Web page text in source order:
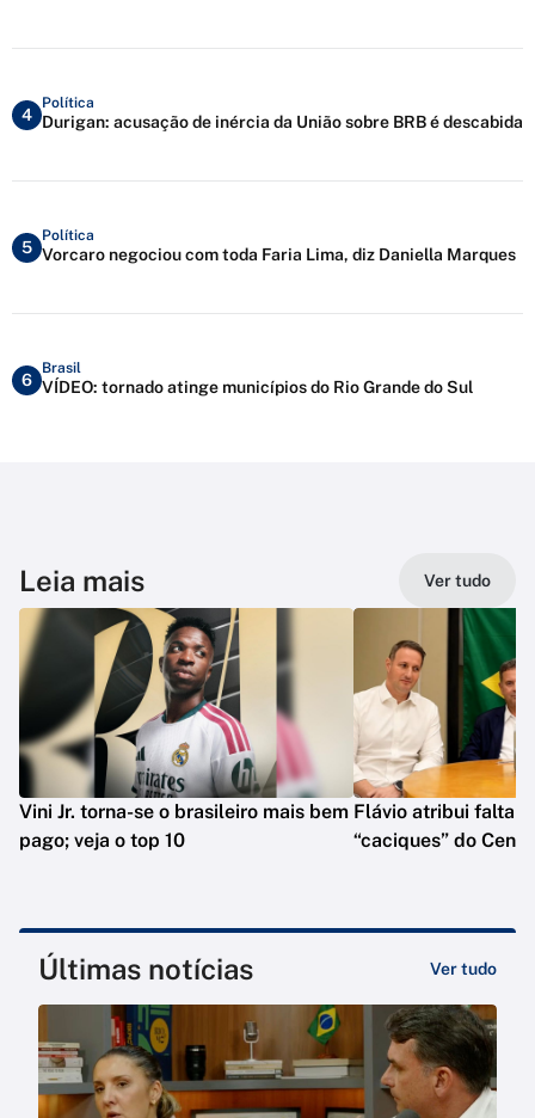
4
Política
Durigan: acusação de inércia da União sobre BRB é descabida
5
Política
Vorcaro negociou com toda Faria Lima, diz Daniella Marques
6
Brasil
VÍDEO: tornado atinge municípios do Rio Grande do Sul
Leia mais Ver tudo
Vini Jr. torna-se o brasileiro mais bem
pago; veja o top 10
Flávio atribui falta
“caciques” do
Últimas notícias Ver tudo